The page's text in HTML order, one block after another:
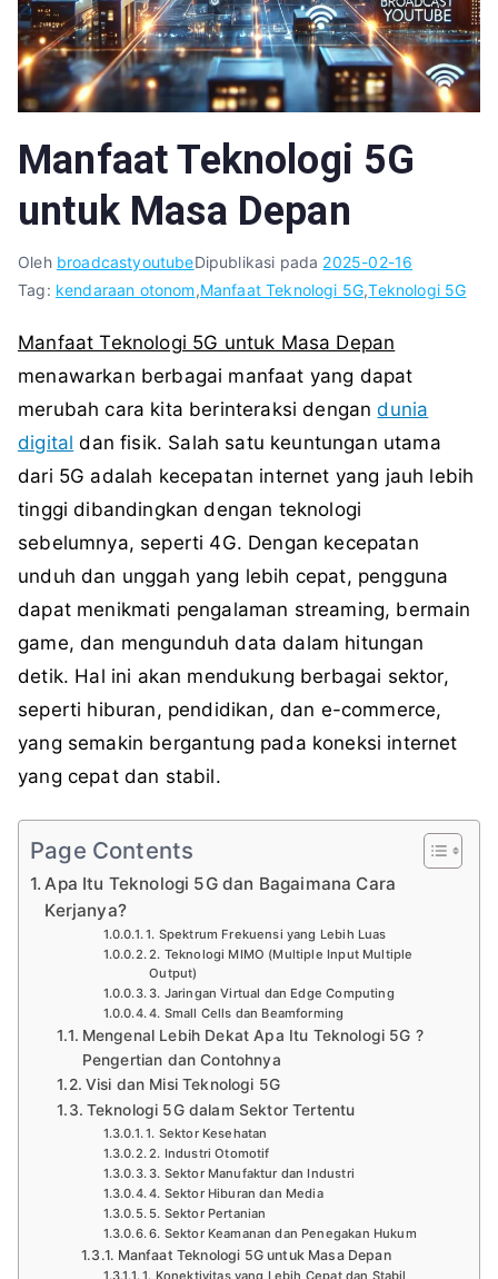
Manfaat Teknologi 5G
untuk Masa Depan
Oleh broadcastyoutubeDipublikasi pada 2025-02-16
Tag: kendaraan otonom,Manfaat Teknologi 5G,Teknologi 5G
Manfaat Teknologi 5G untuk Masa Depan
menawarkan berbagai manfaat yang dapat
merubah cara kita berinteraksi dengandunia
digital dan fisik. Salah satu keuntungan utama
dari 5G adalah kecepatan internet yang jauh lebih
tinggi dibandingkan dengan teknologi
sebelumnya, seperti 4G. Dengan kecepatan
unduh dan unggah yang lebih cepat, pengguna
dapat menikmati pengalaman streaming, bermain
game, dan mengunduh data dalam hitungan
detik. Hal ini akan mendukung berbagai sektor,
seperti hiburan, pendidikan, dan e-commerce,
yang semakin bergantung pada koneksi internet
yang cepat dan stabil.
Page Contents
Apa Itu Teknologi 5G dan Bagaimana Cara
Kerjanya?
1. Spektrum Frekuensi yang Lebih Luas
2. Teknologi MIMO (Multiple Input Multiple
Output)
3. Jaringan Virtual dan Edge Computing
4. Small Cells dan Beamforming
Mengenal Lebih Dekat Apa Itu Teknologi 5G ?
Pengertian dan Contohnya
Visi dan Misi Teknologi 5G
Teknologi 5G dalam Sektor Tertentu
1. Sektor Kesehatan
2. Industri Otomotif
3. Sektor Manufaktur dan Industri
4. Sektor Hiburan dan Media
5. Sektor Pertanian
6. Sektor Keamanan dan Penegakan Hukum
Manfaat Teknologi 5G untuk Masa Depan
1. Konektivitas yang Lebih Cepat dan Stabil